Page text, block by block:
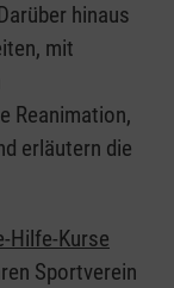
hinaus
mit
Reanimation,
erläutern die
Hilfe-Kurse
Sportverein